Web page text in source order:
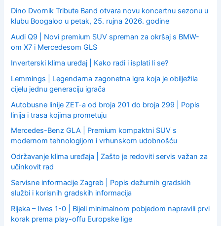
Dino Dvornik Tribute Band otvara novu koncertnu sezonu u
klubu Boogaloo u petak, 25. rujna 2026. godine
Audi Q9 | Novi premium SUV spreman za okršaj s BMW-
om X7 i Mercedesom GLS
Inverterski klima uređaj | Kako radi i isplati li se?
Lemmings | Legendarna zagonetna igra koja je obilježila
cijelu jednu generaciju igrača
Autobusne linije ZET-a od broja 201 do broja 299 | Popis
linija i trasa kojima prometuju
Mercedes-Benz GLA | Premium kompaktni SUV s
modernom tehnologijom i vrhunskom udobnošću
Održavanje klima uređaja | Zašto je redoviti servis važan za
učinkovit rad
Servisne informacije Zagreb | Popis dežurnih gradskih
službi i korisnih gradskih informacija
Rijeka – Ilves 1-0 | Bijeli minimalnom pobjedom napravili prvi
korak prema play-offu Europske lige